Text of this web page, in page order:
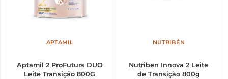
APTAMIL
Aptamil 2 ProFutura DUO
Leite Transição 800G
NUTRIBÉN
Nutriben Innova 2 Leite
de Transição 800g